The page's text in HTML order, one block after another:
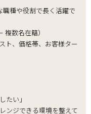
職種や役割で長く活躍で
数名在籍）
ト、価格帯、お客様ター
たい」
ンジできる環境を整えて